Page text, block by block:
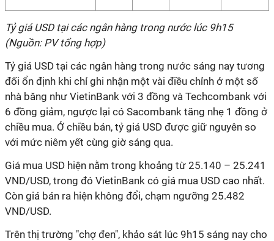
Tỷ giá USD tại các ngân hàng trong nước lúc 9h15
(Nguồn: PV tổng hợp)
Tỷ giá USD tại các ngân hàng trong nước sáng nay tương
đối ổn định khi chỉ ghi nhận một vài điều chỉnh ở một số
nhà băng như VietinBank với 3 đồng và Techcombank với
6 đồng giảm, ngược lại có Sacombank tăng nhẹ 1 đồng ở
chiều mua. Ở chiều bán, tỷ giá USD được giữ nguyên so
với mức niêm yết cùng giờ sáng qua.
Giá mua USD hiện nằm trong khoảng từ 25.140 – 25.241
VND/USD, trong đó VietinBank có giá mua USD cao nhất.
Còn giá bán ra hiện không đổi, chạm ngưỡng 25.482
VND/USD.
Trên thị trường "chợ đen", khảo sát lúc 9h15 sáng nay cho